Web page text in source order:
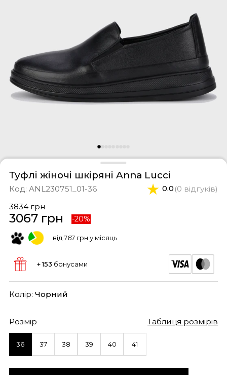
костюми
Туфлі жіночі шкіряні Anna Lucci
Код: ANL230751_01-36 0.0 (0 відгуків)
3834 грн
3067 грн -20%
від 767 грн у місяць
+ 153 бонусами
Колір: Чорний
Розмір Таблиця розмірів
36 37 38 39 40 41